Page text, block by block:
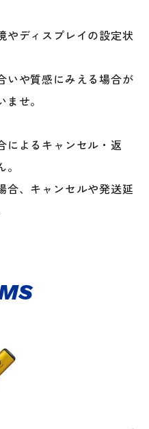
やディスプレイの設定状
いや質感にみえる場合が
せ。
よるキャンセル・返
、キャンセルや発送延